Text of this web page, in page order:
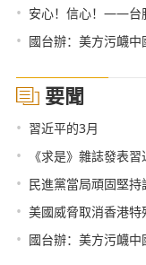
• 安心！信心！——台
• 國台辦：美方污衊
要聞
• 習近平的3月
• 《求是》雜誌發表
• 民進黨當局頑固堅持
• 美國威脅取消香港特殊關
• 國台辦：美方污衊